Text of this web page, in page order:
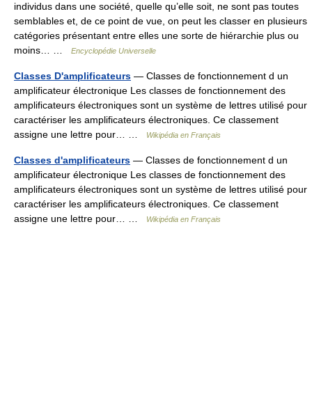
individus dans une société, quelle qu’elle soit, ne sont pas toutes
semblables et, de ce point de vue, on peut les classer en plusieurs
catégories présentant entre elles une sorte de hiérarchie plus ou
moins… …
Encyclopédie Universelle
Classes D'amplificateurs — Classes de fonctionnement d un
amplificateur électronique Les classes de fonctionnement des
amplificateurs électroniques sont un système de lettres utilisé pour
caractériser les amplificateurs électroniques. Ce classement
assigne une lettre pour… …
Wikipédia en Français
Classes d'amplificateurs — Classes de fonctionnement d un
amplificateur électronique Les classes de fonctionnement des
amplificateurs électroniques sont un système de lettres utilisé pour
caractériser les amplificateurs électroniques. Ce classement
assigne une lettre pour… …
Wikipédia en Français